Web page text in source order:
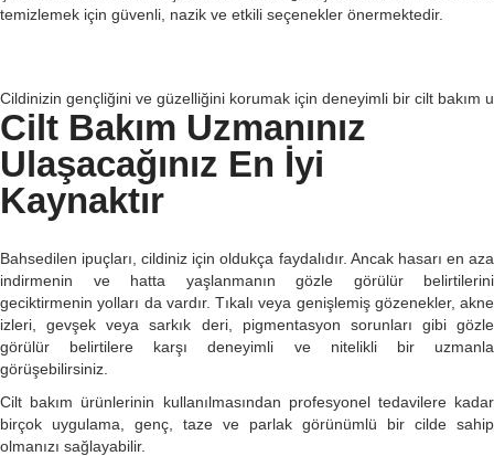
temizlemek için güvenli, nazik ve etkili seçenekler önermektedir.
Cildinizin gençliğini ve güzelliğini korumak için deneyimli bir cilt bakım
Cilt Bakım Uzmanınız
Ulaşacağınız En İyi
Kaynaktır
Bahsedilen ipuçları, cildiniz için oldukça faydalıdır. Ancak hasarı en aza
indirmenin ve hatta yaşlanmanın gözle görülür belirtilerini
geciktirmenin yolları da vardır. Tıkalı veya genişlemiş gözenekler, akne
izleri, gevşek veya sarkık deri, pigmentasyon sorunları gibi gözle
görülür belirtilere karşı deneyimli ve nitelikli bir uzmanla
görüşebilirsiniz.
Cilt bakım ürünlerinin kullanılmasından profesyonel tedavilere kadar
birçok uygulama, genç, taze ve parlak görünümlü bir cilde sahip
olmanızı sağlayabilir.